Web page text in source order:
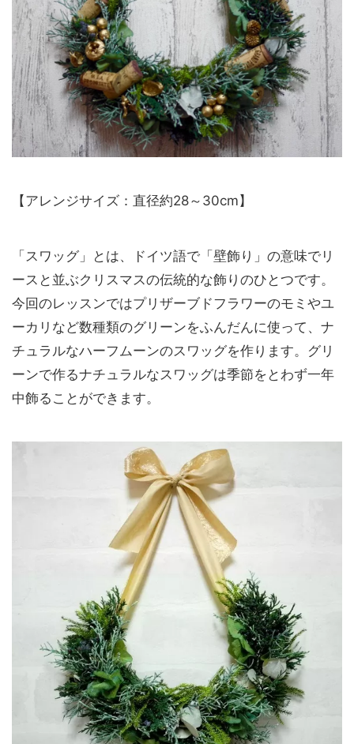
【アレンジサイズ：直径約28～30cm】
「スワッグ」とは、ドイツ語で「壁飾り」の意味でリ
ースと並ぶクリスマスの伝統的な飾りのひとつです。
今回のレッスンではプリザーブドフラワーのモミやユ
ーカリなど数種類のグリーンをふんだんに使って、ナ
チュラルなハーフムーンのスワッグを作ります。グリ
ーンで作るナチュラルなスワッグは季節をとわず一年
中飾ることができます。